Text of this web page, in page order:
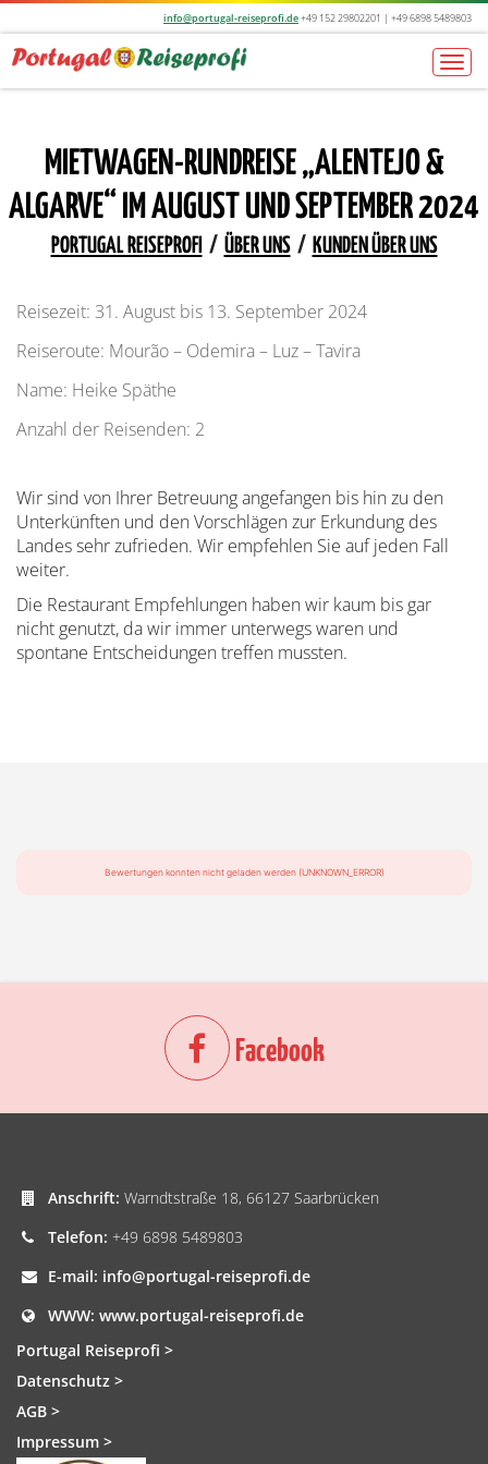
info@portugal-reiseprofi.de+49 152 29802201 | +49 6898 5489803
MIETWAGEN-RUNDREISE „ALENTEJO &
ALGARVE“ IM AUGUST UND SEPTEMBER 2024
PORTUGAL REISEPROFI / ÜBER UNS/ KUNDEN ÜBER UNS
Reisezeit: 31. August bis 13. September 2024
Reiseroute: Mourão – Odemira – Luz – Tavira
Name: Heike Späthe
Anzahl der Reisenden: 2
Wir sind von Ihrer Betreuung angefangen bis hin zu den
Unterkünften und den Vorschlägen zur Erkundung des
Landes sehr zufrieden. Wir empfehlen Sie auf jeden Fall
weiter.
Die Restaurant Empfehlungen haben wir kaum bis gar
nicht genutzt, da wir immer unterwegs waren und
spontane Entscheidungen treffen mussten.
Bewertungen konnten nicht geladen werden (UNKNOWN_ERROR)
Facebook
Anschrift: Warndtstraße 18, 66127 Saarbrücken
Telefon: +49 6898 5489803
E-mail: info@portugal-reiseprofi.de
WWW: www.portugal-reiseprofi.de
Portugal Reiseprofi >
Datenschutz >
AGB >
Impressum >